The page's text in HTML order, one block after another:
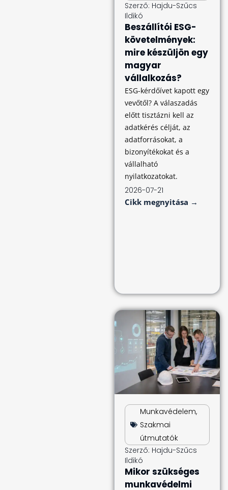
Szerző: Hajdu-Szűcs
Ildikó
Beszállítói ESG-
követelmények:
mire készüljön egy
magyar
vállalkozás?
ESG-kérdőívet kapott egy
vevőtől? A válaszadás
előtt tisztázni kell az
adatkérés célját, az
adatforrásokat, a
bizonyítékokat és a
vállalható
nyilatkozatokat.
2026-07-21
Cikk megnyitása →
Munkavédelem,
Szakmai
útmutatók
Szerző: Hajdu-Szűcs
Ildikó
Mikor szükséges
munkavédelmi